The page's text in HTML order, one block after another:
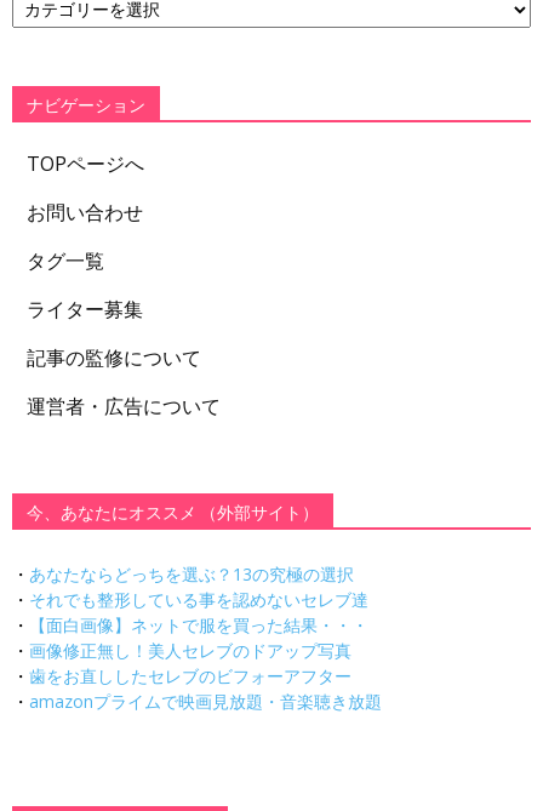
テ
ー
ナビゲーション
TOPページへ
お問い合わせ
タグ一覧
ライター募集
記事の監修について
運営者・広告について
今、あなたにオススメ （外部サイト）
・ あなたならどっちを選ぶ？13の究極の選択
・ それでも整形している事を認めないセレブ達
・
【面白画像】ネットで服を買った結果・・・
・ 画像修正無し！美人セレブのドアップ写真
・ 歯をお直ししたセレブのビフォーアフター
・ amazonプライムで映画見放題・音楽聴き放題